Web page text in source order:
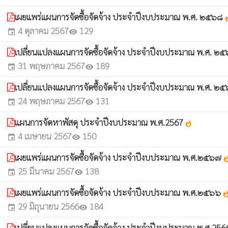
เผยแพร่แผนการจัดซื้อจัดจ้าง ประจำปีงบประมาณ พ.ศ. ๒๕๖๘
event 4 ตุลาคม 2567visibility 129
เปลี่ยนแปลงแผนการจัดซื้อจัดจ้าง ประจำปีงบประมาณ พ.ศ. ๒
event 31 พฤษภาคม 2567visibility 189
เปลี่ยนแปลงแผนการจัดซื้อจัดจ้าง ประจำปีงบประมาณ พ.ศ. ๒
event 24 พฤษภาคม 2567visibility 131
แผนการจัดหาพัสดุ ประจำปีงบประมาณ พ.ศ.2567 whatshot
event 4 เมษายน 2567visibility 150
เผยแพร่แผนการจัดซื้อจัดจ้าง ประจำปีงบประมาณ พ.ศ.๒๕๖๗
event 25 มีนาคม 2567visibility 138
เผยแพร่แผนการจัดซื้อจัดจ้าง ประจำปีงบประมาณ พ.ศ.๒๕๖๖
event 29 มิถุนายน 2566visibility 184